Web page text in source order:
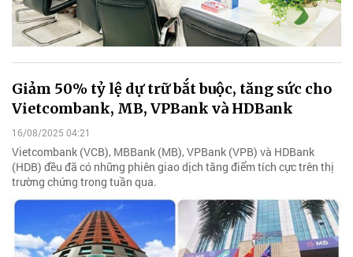
Giảm 50% tỷ lệ dự trữ bắt buộc, tăng sức cho
Vietcombank, MB, VPBank và HDBank
16/08/2025 04:21
Vietcombank (VCB), MBBank (MB), VPBank (VPB) và HDBank
(HDB) đều đã có những phiên giao dịch tăng điểm tích cực trên thị
trường chứng trong tuần qua.